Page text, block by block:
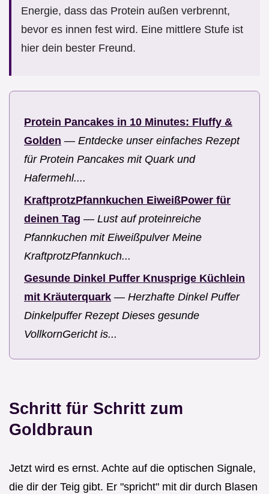
Energie, dass das Protein außen verbrennt,
bevor es innen fest wird. Eine mittlere Stufe ist
hier dein bester Freund.
Protein Pancakes in 10 Minutes: Fluffy &
Golden — Entdecke unser einfaches Rezept
für Protein Pancakes mit Quark und
Hafermehl....
KraftprotzPfannkuchen EiweißPower für
deinen Tag — Lust auf proteinreiche
Pfannkuchen mit Eiweißpulver Meine
KraftprotzPfannkuch...
Gesunde Dinkel Puffer Knusprige Küchlein
mit Kräuterquark — Herzhafte Dinkel Puffer
Dinkelpuffer Rezept Dieses gesunde
VollkornGericht is...
Schritt für Schritt zum
Goldbraun
Jetzt wird es ernst. Achte auf die optischen Signale,
die dir der Teig gibt. Er "spricht" mit dir durch Blasen